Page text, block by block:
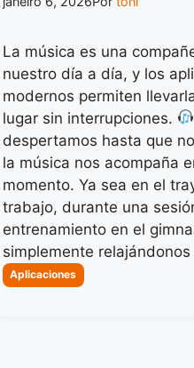
La música es una
nuestro día a día, y los
modernos permiten
lugar sin interrupciones.
despertamos hasta que
la música nos acompaña
momento. Ya sea en el
trabajo, durante una
entrenamiento en el
simplemente
Categorias
Aplicaciones